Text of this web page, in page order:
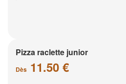
Pizza raclette junior
Dès 11.50 €